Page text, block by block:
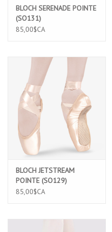
BLOCH SERENADE POINTE
(SO131)
85,00$CA
BLOCH JETSTREAM
POINTE (SO129)
85,00$CA